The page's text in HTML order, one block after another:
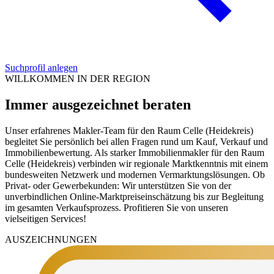
Suchprofil anlegen
WILLKOMMEN IN DER REGION
Immer ausgezeichnet beraten
Unser erfahrenes Makler-Team für den Raum Celle (Heidekreis)
begleitet Sie persönlich bei allen Fragen rund um Kauf, Verkauf und
Immobilienbewertung. Als starker Immobilienmakler für den Raum
Celle (Heidekreis) verbinden wir regionale Marktkenntnis mit einem
bundesweiten Netzwerk und modernen Vermarktungslösungen. Ob
Privat- oder Gewerbekunden: Wir unterstützen Sie von der
unverbindlichen Online-Marktpreiseinschätzung bis zur Begleitung
im gesamten Verkaufsprozess. Profitieren Sie von unseren
vielseitigen Services!
AUSZEICHNUNGEN